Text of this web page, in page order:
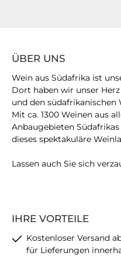
IHRE VORTEILE
Kostenloser Versand
für Lieferungen
ÜBER UNS
Wein aus Südafrika ist
Dort haben wir unser
und den südafrikanischen
Mit ca. 1300 Weinen aus
Anbaugebieten
dieses spektakuläre
Lassen auch Sie sich